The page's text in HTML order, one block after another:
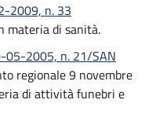
2009, n. 33
materia di sanità.
05-2005, n. 21/SAN
regionale 9 novembre
di attività funebri e